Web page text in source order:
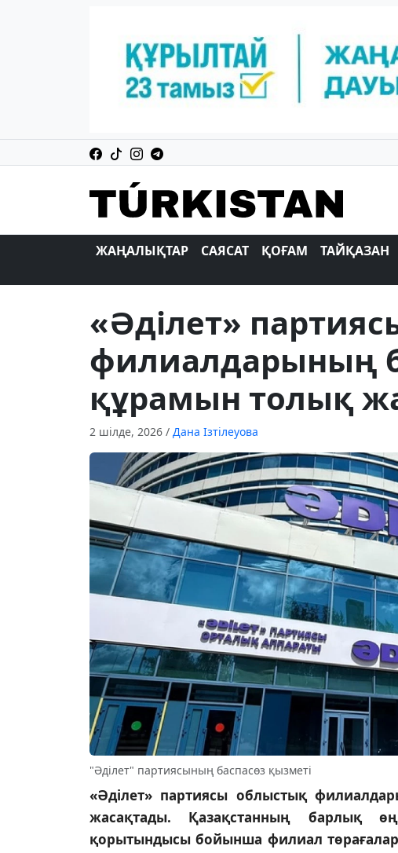
ЖАҢАЛЫҚТАР САЯСАТ ҚОҒАМ ТАЙҚАЗАН
«Әділет»
филиалдарының
құрамын толық
2 шілде, 2026 / Дана Ізтілеуова
"Әділет" партиясының баспасөз қызметі
«Әділет» партиясы облыстық
жасақтады. Қазақстанның барлық
қорытындысы бойынша филиал